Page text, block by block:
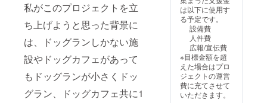
私がこのプロジェクトを立
ち上げようと思った背景に
は、ドッグランしかない施
設やドッグカフェがあって
もドッグランが小さくドッ
グラン、ドッグカフェ共に1
は以下に使用す
る予定です。
設備費
人件費
広報/宣伝費
※目標金額を超
えた場合はプロ
ジェクトの運営
費に充てさせて
いただきます。